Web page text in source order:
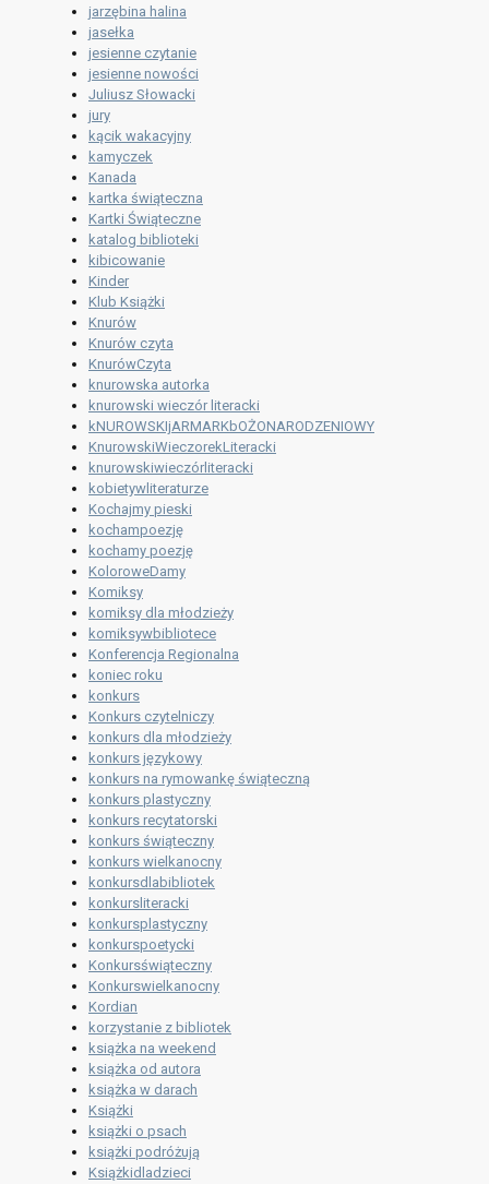
jarzębina halina
jasełka
jesienne czytanie
jesienne nowości
Juliusz Słowacki
jury
kącik wakacyjny
kamyczek
Kanada
kartka świąteczna
Kartki Świąteczne
katalog biblioteki
kibicowanie
Kinder
Klub Książki
Knurów
Knurów czyta
KnurówCzyta
knurowska autorka
knurowski wieczór literacki
kNUROWSKIjARMARKbOŻONARODZENIOWY
KnurowskiWieczorekLiteracki
knurowskiwieczórliteracki
kobietywliteraturze
Kochajmy pieski
kochampoezję
kochamy poezję
KoloroweDamy
Komiksy
komiksy dla młodzieży
komiksywbibliotece
Konferencja Regionalna
koniec roku
konkurs
Konkurs czytelniczy
konkurs dla młodzieży
konkurs językowy
konkurs na rymowankę świąteczną
konkurs plastyczny
konkurs recytatorski
konkurs świąteczny
konkurs wielkanocny
konkursdlabibliotek
konkursliteracki
konkursplastyczny
konkurspoetycki
Konkursświąteczny
Konkurswielkanocny
Kordian
korzystanie z bibliotek
książka na weekend
książka od autora
książka w darach
Książki
książki o psach
książki podróżują
Książkidladzieci